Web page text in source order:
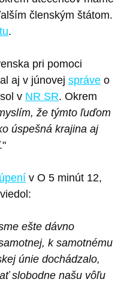
členským štátom.
tu.
pri pomoci
aj v júnovej správe o
v NR SR. Okrem
že týmto ľuďom
úspešná krajina aj
."
v O 5 minút 12,
ešte dávno
k samotnému
únie dochádzalo,
slobodne našu vôľu